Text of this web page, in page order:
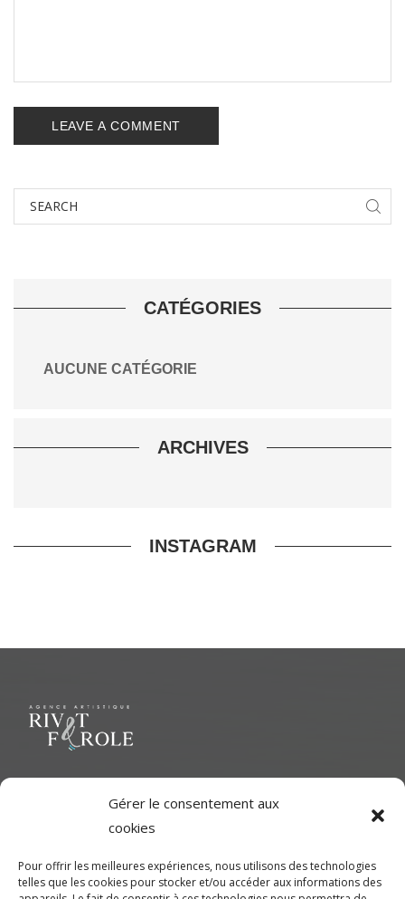
Gérer le consentement aux
cookies
Pour offrir les meilleures expériences, nous utilisons des technologies
telles que les cookies pour stocker et/ou accéder aux informations des
Search
for:
CATÉGORIES
AUCUNE CATÉGORIE
ARCHIVES
INSTAGRAM
pour contribuer à une richesse dans le milieu cinématographique
et d'aider les artistes à développer leur plein potentiel.
CONTACTEZ-NOUS